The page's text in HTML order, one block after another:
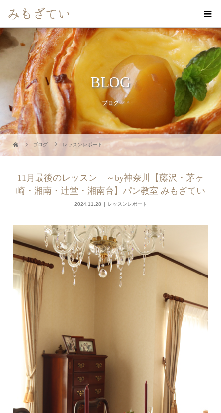
BLOG
ブログ
ブログ レッスンレポート
11月最後のレッスン ～by神奈川【藤沢・茅ヶ
崎・湘南・辻堂・湘南台】パン教室 みもざてい
2024.11.28 レッスンレポート